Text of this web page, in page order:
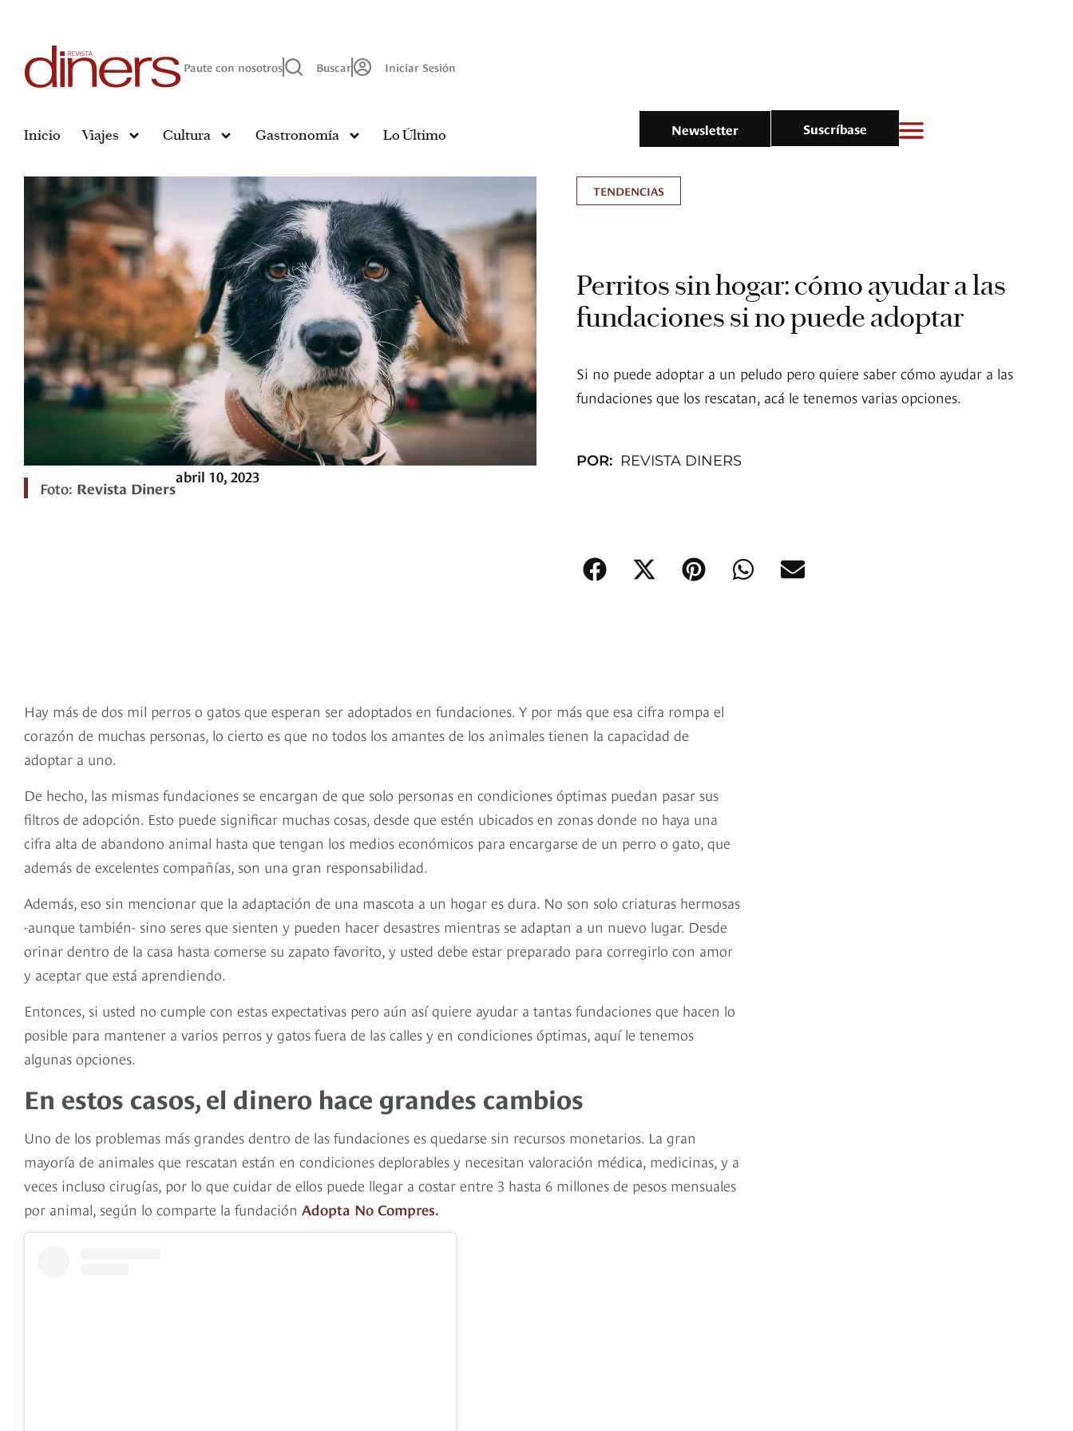
Paute con nosotros Buscar Iniciar Sesión
Inicio Viajes Cultura Gastronomía Lo Último Newsletter Suscríbase
Foto: Revista Diners
abril 10, 2023
TENDENCIAS
Perritos sin hogar: cómo ayudar a las
fundaciones si no puede adoptar
Si no puede adoptar a un peludo pero quiere saber cómo ayudar a las
fundaciones que los rescatan, acá le tenemos varias opciones.
POR: REVISTA DINERS
Hay más de dos mil perros o gatos que esperan ser adoptados en fundaciones. Y por más que esa cifra rompa el
corazón de muchas personas, lo cierto es que no todos los amantes de los animales tienen la capacidad de
adoptar a uno.
De hecho, las mismas fundaciones se encargan de que solo personas en condiciones óptimas puedan pasar sus
filtros de adopción. Esto puede significar muchas cosas, desde que estén ubicados en zonas donde no haya una
cifra alta de abandono animal hasta que tengan los medios económicos para encargarse de un perro o gato, que
además de excelentes compañías, son una gran responsabilidad.
Además, eso sin mencionar que la adaptación de una mascota a un hogar es dura. No son solo criaturas hermosas
-aunque también- sino seres que sienten y pueden hacer desastres mientras se adaptan a un nuevo lugar. Desde
orinar dentro de la casa hasta comerse su zapato favorito, y usted debe estar preparado para corregirlo con amor
y aceptar que está aprendiendo.
Entonces, si usted no cumple con estas expectativas pero aún así quiere ayudar a tantas fundaciones que hacen lo
posible para mantener a varios perros y gatos fuera de las calles y en condiciones óptimas, aquí le tenemos
algunas opciones.
En estos casos, el dinero hace grandes cambios
Uno de los problemas más grandes dentro de las fundaciones es quedarse sin recursos monetarios. La gran
mayoría de animales que rescatan están en condiciones deplorables y necesitan valoración médica, medicinas, y a
veces incluso cirugías, por lo que cuidar de ellos puede llegar a costar entre 3 hasta 6 millones de pesos mensuales
por animal, según lo comparte la fundación Adopta No Compres.